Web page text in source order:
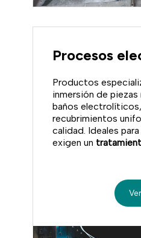
Procesos
Productos
inmersión de piezas
baños
recubrimientos
calidad. Ideales
exigen un
Ver